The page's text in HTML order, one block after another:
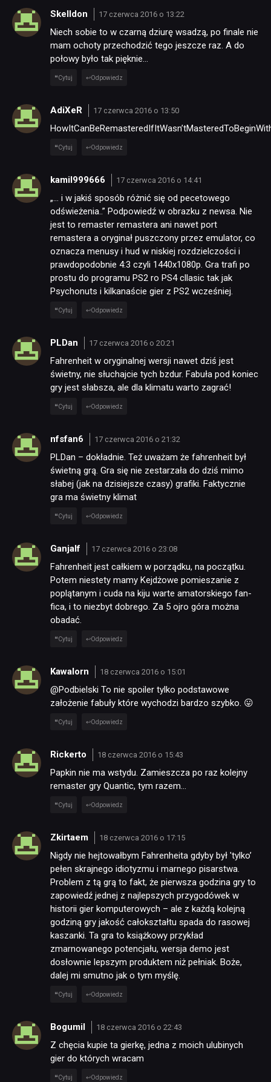
Skelldon 17 czerwca 2016 o 13:22
Niech sobie to w czarną dziurę wsadzą, po finale nie
mam ochoty przechodzić tego jeszcze raz. A do
połowy było tak pięknie…
Cytuj Odpowiedz
AdiXeR 17 czerwca 2016 o 13:50
Cytuj Odpowiedz
kamil999666 17 czerwca 2016 o 14:41
„… i w jakiś sposób różnić się od pecetowego
odświeżenia..” Podpowiedź w obrazku z newsa. Nie
jest to remaster remastera ani nawet port
remastera a oryginał puszczony przez emulator, co
oznacza menusy i hud w niskiej rozdzielczości i
prawdopodobnie 4:3 czyli 1440x1080p. Gra trafi po
prostu do programu PS2 ro PS4 cllasic tak jak
Psychonuts i kilkanaście gier z PS2 wcześniej.
Cytuj Odpowiedz
PLDan 17 czerwca 2016 o 20:21
Fahrenheit w oryginalnej wersji nawet dziś jest
świetny, nie słuchajcie tych bzdur. Fabuła pod koniec
gry jest słabsza, ale dla klimatu warto zagrać!
Cytuj Odpowiedz
nfsfan6 17 czerwca 2016 o 21:32
PLDan – dokładnie. Też uważam że fahrenheit był
świetną grą. Gra się nie zestarzała do dziś mimo
słabej (jak na dzisiejsze czasy) grafiki. Faktycznie
gra ma świetny klimat
Cytuj Odpowiedz
Ganjalf 17 czerwca 2016 o 23:08
Fahrenheit jest całkiem w porządku, na początku.
Potem niestety mamy Kejdżowe pomieszanie z
poplątanym i cuda na kiju warte amatorskiego fan-
fica, i to niezbyt dobrego. Za 5 ojro góra można
obadać.
Cytuj Odpowiedz
Kawalorn 18 czerwca 2016 o 15:01
@Podbielski To nie spoiler tylko podstawowe
założenie fabuły które wychodzi bardzo szybko. 😛
Cytuj Odpowiedz
Rickerto 18 czerwca 2016 o 15:43
Papkin nie ma wstydu. Zamieszcza po raz kolejny
remaster gry Quantic, tym razem…
Cytuj Odpowiedz
Zkirtaem 18 czerwca 2016 o 17:15
Nigdy nie hejtowałbym Fahrenheita gdyby był 'tylko’
pełen skrajnego idiotyzmu i marnego pisarstwa.
Problem z tą grą to fakt, że pierwsza godzina gry to
zapowiedź jednej z najlepszych przygodówek w
historii gier komputerowych – ale z każdą kolejną
godziną gry jakość całokształtu spada do rasowej
kaszanki. Ta gra to książkowy przykład
zmarnowanego potencjału, wersja demo jest
dosłownie lepszym produktem niż pełniak. Boże,
dalej mi smutno jak o tym myślę.
Cytuj Odpowiedz
Bogumil 18 czerwca 2016 o 22:43
Z chęcia kupie ta gierkę, jedna z moich ulubinych
gier do których wracam
Cytuj Odpowiedz